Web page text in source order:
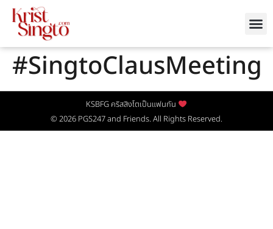
#SingtoClausMeeting
KSBFG คริสสิงโตเป็นแฟนกัน
© 2026 PGS247and Friends. All Rights Reserved.